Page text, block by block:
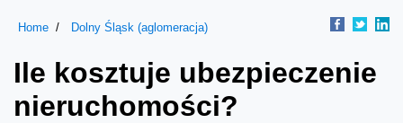
Home Dolny Śląsk (aglomeracja)
Ile kosztuje ubezpieczenie
nieruchomości?